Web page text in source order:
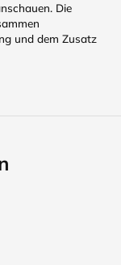
Die
und dem Zusatz